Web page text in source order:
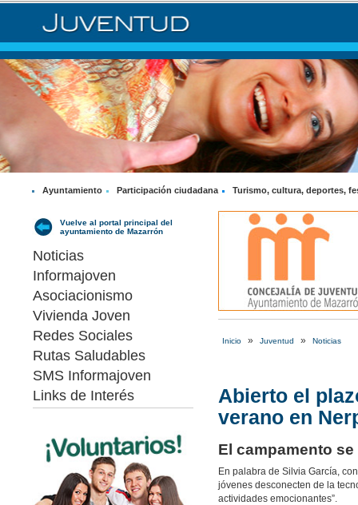
Ayuntamiento Participación ciudadana Turismo, cultura, deportes,
Vuelve al portal principal del
ayuntamiento de Mazarrón
Noticias
Informajoven
Asociacionismo
Vivienda Joven
Redes Sociales
Rutas Saludables
SMS Informajoven
Links de Interés
Inicio » Juventud » Noticias
Abierto el
verano en
El campamento
En palabra de Silvia García,
jóvenes desconecten de la
actividades emocionantes”.